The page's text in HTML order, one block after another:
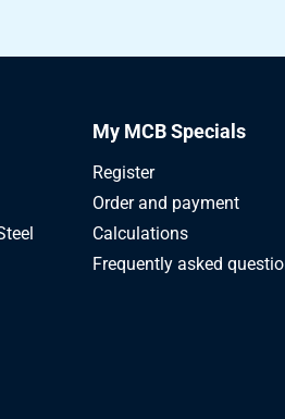
My MCB Specials
Register
Order and payment
Calculations
Frequently asked